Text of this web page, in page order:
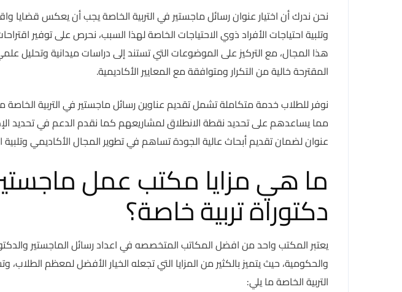
نحن ندرك أن اختيار عنوان رسائل ماجستير في التربية الخاصة يجب أن يعكس قضايا
وتلبية احتياجات الأفراد ذوي الاحتياجات الخاصة لهذا السبب، نحرص على توفير
هذا المجال، مع التركيز على الموضوعات التي تستند إلى دراسات ميدانية وتحليل
المقترحة خالية من التكرار ومتوافقة مع المعايير الأكاديمية.
نوفر للطلاب خدمة متكاملة تشمل تقديم عناوين رسائل ماجستير في التربية الخاصة
مما يساعدهم على تحديد نقطة الانطلاق لمشاريعهم كما نقدم الدعم في تحديد
عنوان لضمان تقديم أبحاث عالية الجودة تساهم في تطوير المجال الأكاديمي وتلبية
ما هي مزايا مكتب عمل
دكتوراة تربية خاصة؟
يعتبر المكتب واحد من افضل المكاتب المتخصصه في اعداد رسائل الماجستير
والحكومية، حيث يتميز بالكثير من المزايا التي تجعله الخيار الأفضل لمعظم
التربية الخاصة ما يلي: